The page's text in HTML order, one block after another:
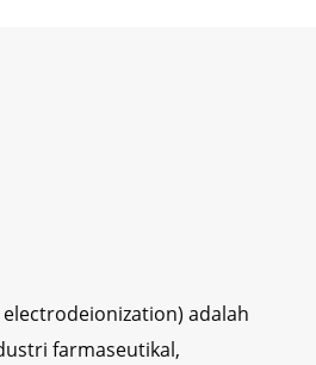
adalah
farmaseutikal,